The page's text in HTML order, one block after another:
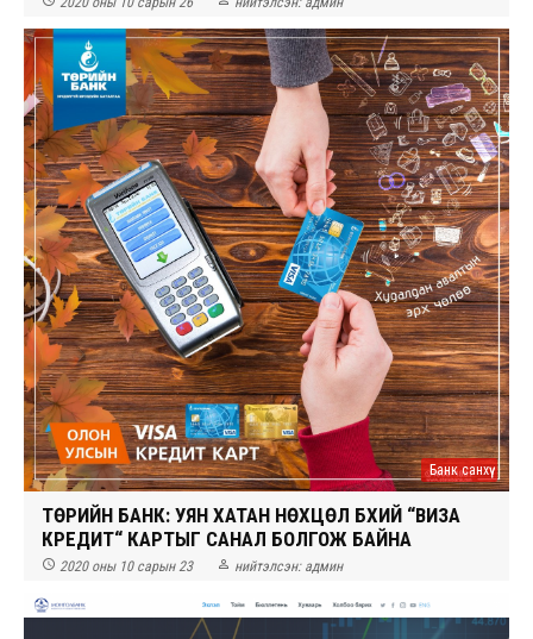
Банк санхүү
ТӨРИЙН БАНК: УЯН ХАТАН НӨХЦӨЛ БҮХИЙ “ВИЗА
КРЕДИТ“ КАРТЫГ САНАЛ БОЛГОЖ БАЙНА
 2020 оны 10 сарын 23  нийтэлсэн: админ